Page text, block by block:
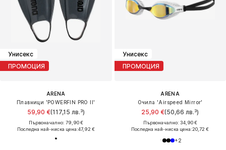
Унисекс
ПРОМОЦИЯ
ARENA
Плавници 'POWERFIN PRO II'
59,90 €(117,15 лв.³)
Първоначално: 79,90 €
Последна най-ниска цена:47,92 €
Унисекс
ПРОМОЦИЯ
ARENA
Очила 'Airspeed Mirror'
25,90 €(50,66 лв.³)
Първоначално: 34,90 €
Последна най-ниска цена:20,72 €
+2